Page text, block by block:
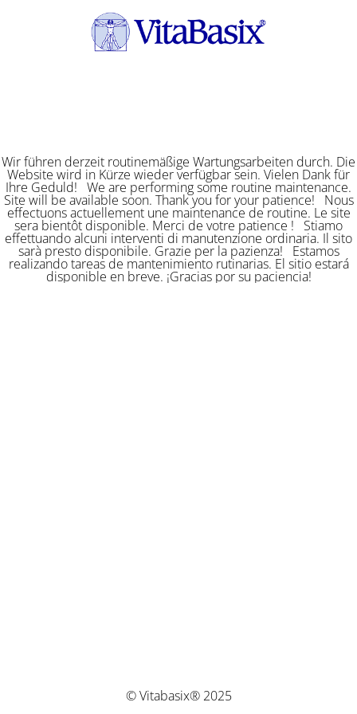
Wir führen derzeit routinemäßige Wartungsarbeiten durch. Die
Website wird in Kürze wieder verfügbar sein. Vielen Dank für
Ihre Geduld! We are performing some routine maintenance.
Site will be available soon. Thank you for your patience! Nous
effectuons actuellement une maintenance de routine. Le site
sera bientôt disponible. Merci de votre patience ! Stiamo
effettuando alcuni interventi di manutenzione ordinaria. Il sito
sarà presto disponibile. Grazie per la pazienza! Estamos
realizando tareas de mantenimiento rutinarias. El sitio estará
disponible en breve. ¡Gracias por su paciencia!
© Vitabasix® 2025